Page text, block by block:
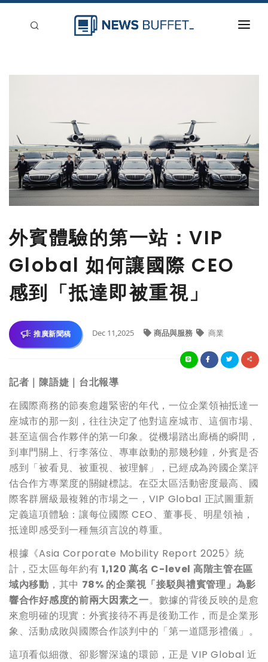
外賓體驗的第一站：VIP
Global 如何讓國際 CEO
感到「抵達即被重視」
推廣新聞稿 Dec 11,2025 商品與服務 商業
記者｜陳語婕｜台北報導
在國際商務的節奏愈趨緊密的年代，一位企業領袖抵達一
座城市的那一刻，往往決定了他對這座城市、這個市場、
甚至這個合作夥伴的第一印象。從機場踏出廊橋的瞬間，
到車門關上、行李落位、專車啟動的那幾秒鐘，外賓是否
感到「被看見、被重視、被理解」，已經成為跨國企業評
估合作方專業度的關鍵標誌。在亞太區活動密度最高、國
際客群層級最複雜的市場之一，VIP Global 正試圖重新
定義這項體驗：讓每位國際 CEO、董事長、明星領袖，
抵達即感受到一種無須言說的尊重。
根據《Asia Corporate Mobility Report 2025》統
計，亞太區每年約有 1,120 萬名 C-level 高階主管在區
域內移動 ，其中 78% 的企業視「接駁與禮賓管理」為影
響合作好感度的前兩大因素之一。數據的背後反映的是愈
來愈明確的現實：外賓接待不再是後勤工作，而是企業形
象、活動成敗與國際合作談判中的「第一道隱形禮儀」。
這項看似細微、卻影響深遠的環節，正是 VIP Global 近